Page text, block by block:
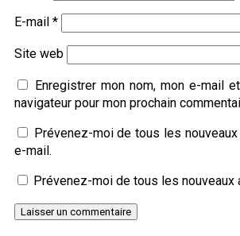
E-mail *
Site web
Enregistrer mon nom, mon e-mail
navigateur pour mon prochain
Prévenez-moi de tous les
e-mail.
Prévenez-moi de tous les nouveaux